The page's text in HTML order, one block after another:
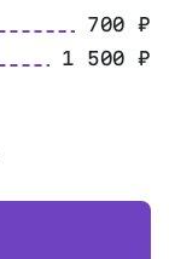
700₽
1 500₽